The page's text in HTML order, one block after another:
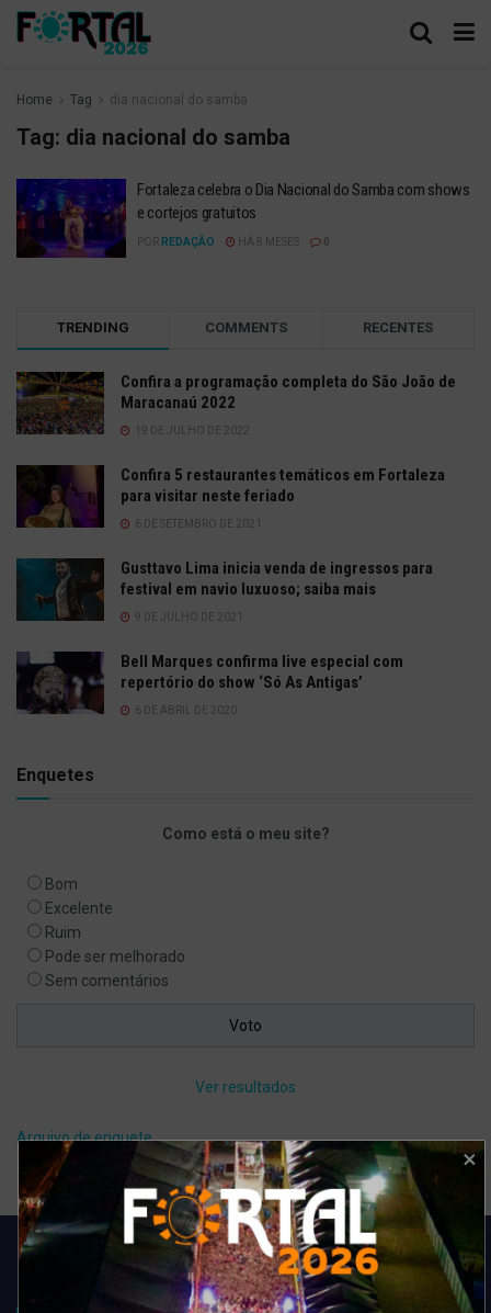
Home Tag dia nacional do samba
Tag: dia nacional do samba
Fortaleza celebra o Dia Nacional do Samba com shows
e cortejos gratuitos
POR REDAÇÃO HÁ 8 MESES
TRENDING COMMENTS RECENTES
Confira a programação completa do São João de
Maracanaú 2022
19 DE JULHO DE 2022
Confira 5 restaurantes temáticos em Fortaleza
para visitar neste feriado
6 DE SETEMBRO DE 2021
Gusttavo Lima inicia venda de ingressos para
festival em navio luxuoso; saiba mais
9 DE JULHO DE 2021
Bell Marques confirma live especial com
repertório do show ‘Só As Antigas’
6 DE ABRIL DE 2020
Enquetes
Como está o meu site?
Bom
Excelente
Ruim
Pode ser melhorado
Sem comentários
Ver resultados
Arquivo de enquete